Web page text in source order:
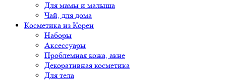
Для мамы и малыша
Чай, для дома
Косметика из Кореи
Наборы
Аксессуары
Проблемная кожа, акне
Декоративная косметика
Для тела